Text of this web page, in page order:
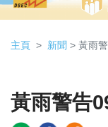
主頁 新聞 > 黃雨
黃雨警告